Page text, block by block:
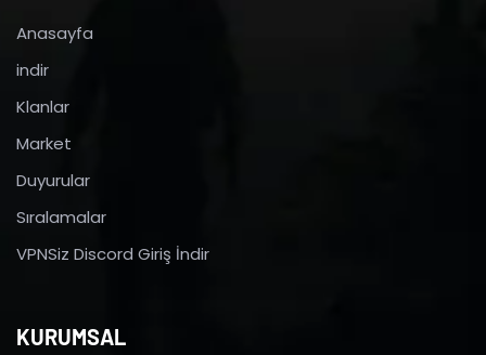
Anasayfa
indir
Klanlar
Market
Duyurular
Sıralamalar
VPNSiz Discord Giriş İndir
KURUMSAL